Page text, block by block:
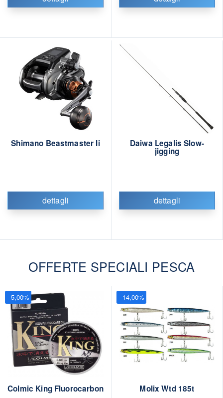
Shimano Beastmaster Ii
dettagli
Daiwa Legalis Slow-
jigging
dettagli
OFFERTE SPECIALI PESCA
Colmic King Fluorocarbon
- 5,00%
Molix Wtd 185t
- 14,00%